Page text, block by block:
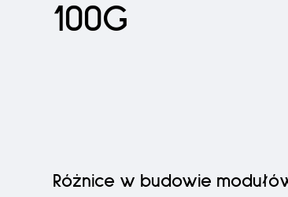
100G
Różnice w budowie